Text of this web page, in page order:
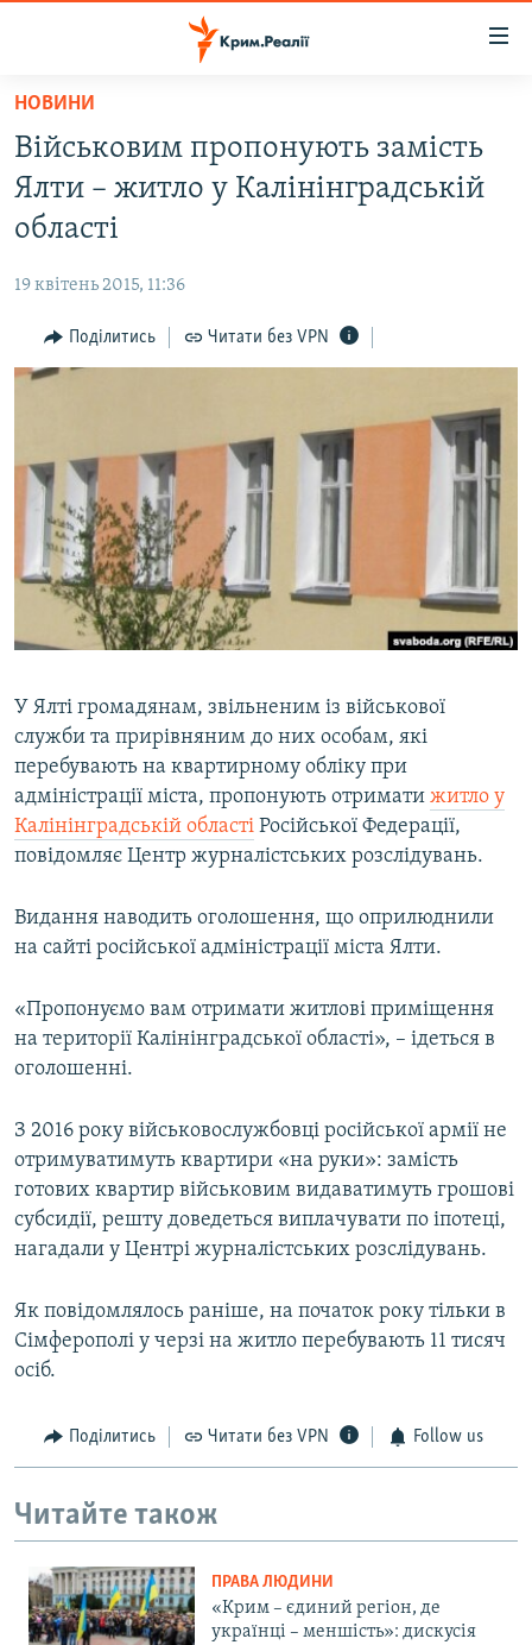
Перейти
основного
матеріалу
Перейти
до
основної
Перейти
до
ВІДЕО ТА ФОТО
БЛОГИ
ПОГЛЯД
ІНТЕРВ'Ю
СПЕЦПРОЕКТИ
ДЕПОРТАЦІЯ
ВІДЕОУРОКИ «ELIFBE»
СВІДЧЕННЯ ОКУПАЦІЇ
УКРАЇНСЬКА ПРОБЛЕМА КРИМУ
ЯК ОБІЙТИ БЛОКУВАННЯ
Русский
Qırımtatar
Усі сайти RFE/RL
НОВИНИ
Військовим пропонують замість
Ялти – житло у Калінінградській
області
19 квітень 2015, 11:36
Поділитись Читати без VPN
У Ялті громадянам, звільненим із військової
служби та прирівняним до них особам, які
перебувають на квартирному обліку при
адміністрації міста, пропонують отримати житло у
Калінінградській області Російської Федерації,
повідомляє Центр журналістських розслідувань.
Видання наводить оголошення, що оприлюднили
на сайті російської адміністрації міста Ялти.
«Пропонуємо вам отримати житлові приміщення
на території Калінінградської області», – ідеться в
оголошенні.
З 2016 року військовослужбовці російської армії не
отримуватимуть квартири «на руки»: замість
готових квартир військовим видаватимуть грошові
субсидії, решту доведеться виплачувати по іпотеці,
нагадали у Центрі журналістських розслідувань.
Як повідомлялось раніше, на початок року тільки в
Сімферополі у черзі на житло перебувають 11 тисяч
осіб.
Поділитись Читати без VPN Follow us
Читайте також
ПРАВА ЛЮДИНИ
«Крим – єдиний регіон, де
українці – меншість»: дискусія